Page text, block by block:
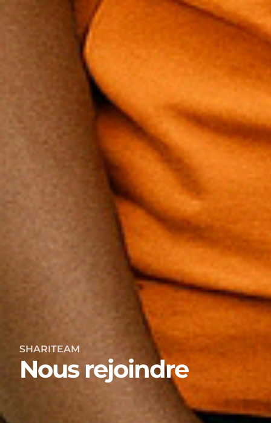
SHARITEAM
Nous rejoindre